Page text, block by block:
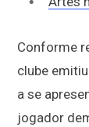
Conforme
clube
a se
jogador